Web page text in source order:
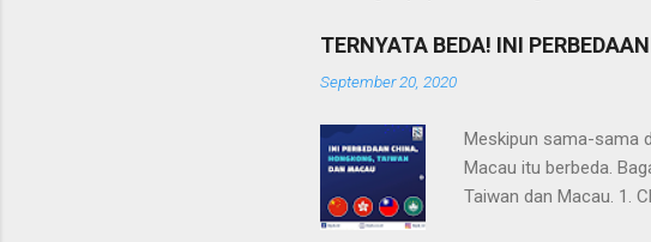
TERNYATA BEDA! INI
September 20, 2020
Meskipun sama-sama
Macau itu berbeda.
Taiwan dan Macau. 1.